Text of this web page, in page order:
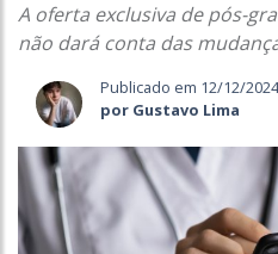
A oferta exclusiva de pós-
não dará conta das
Publicado em 12/12/
por Gustavo Lima